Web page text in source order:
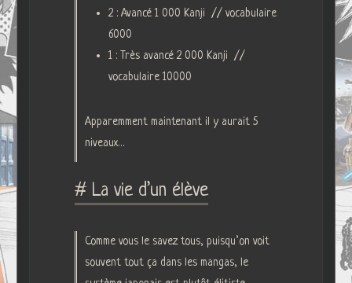
2 : Avancé 1 000 Kanji // vocabulaire
6000
1 : Très avancé 2 000 Kanji //
vocabulaire 10000
Apparemment maintenant il y aurait 5
niveaux…
# La vie d’un élève
Comme vous le savez tous, puisqu’on voit
souvent tout ça dans les mangas, le